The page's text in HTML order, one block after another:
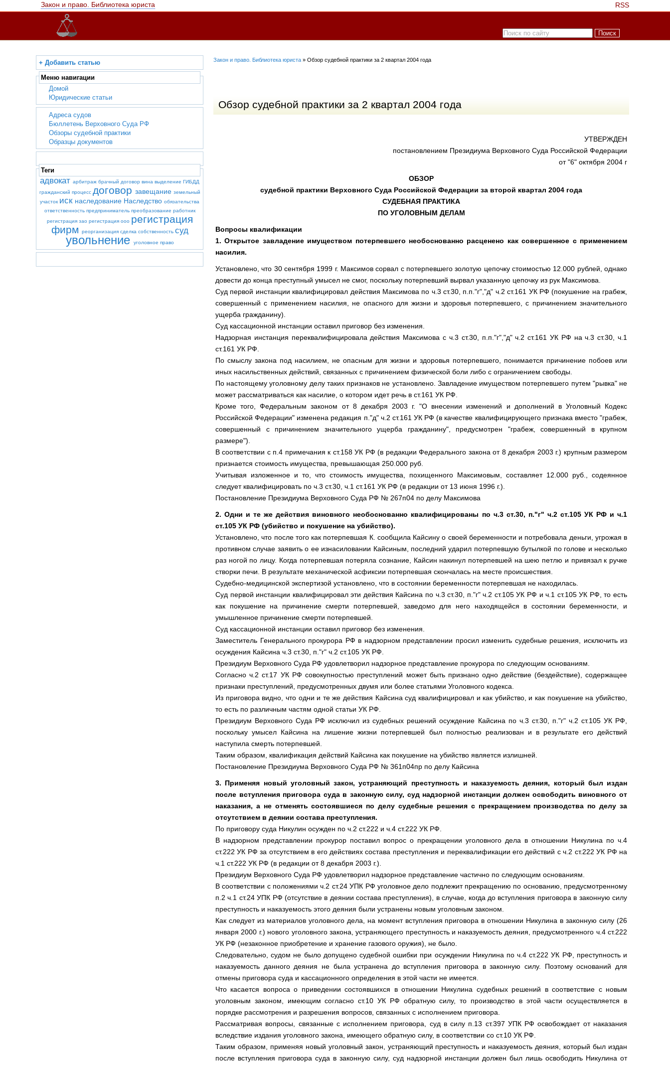
Закон и право. Библиотека юриста RSS
+ Добавить статью
Меню навигации
Домой
Юридические статьи
Адреса судов
Бюллетень Верховного Суда РФ
Обзоры судебной практики
Образцы документов
Теги
адвокат арбитраж брачный договор вина выделение ГИБДД
гражданский процесс договор завещание земельный
участок иск наследование Наследство обязательства
ответственность предприниматель преобразование работник
регистрация зао регистрация ооо регистрация
фирм
реорганизация сделка собственность суд
увольнение уголовное право
Закон и право. Библиотека юриста » Обзор судебной практики за 2 квартал 2004 года
Обзор судебной практики за 2 квартал 2004 года
УТВЕРЖДЕН
постановлением Президиума Верховного Суда Российской Федерации
от "6" октября 2004 г
ОБЗОР
судебной практики Верховного Суда Российской Федерации за второй квартал 2004 года
СУДЕБНАЯ ПРАКТИКА
ПО УГОЛОВНЫМ ДЕЛАМ
Вопросы квалификации
1. Открытое завладение имуществом потерпевшего необоснованно расценено как совершенное с применением
насилия.
Установлено, что 30 сентября 1999 г. Максимов сорвал с потерпевшего золотую цепочку стоимостью 12.000 рублей, однако
довести до конца преступный умысел не смог, поскольку потерпевший вырвал указанную цепочку из рук Максимова.
Суд первой инстанции квалифицировал действия Максимова по ч.3 ст.30, п.п."г","д" ч.2 ст.161 УК РФ (покушение на грабеж,
совершенный с применением насилия, не опасного для жизни и здоровья потерпевшего, с причинением значительного
ущерба гражданину).
Суд кассационной инстанции оставил приговор без изменения.
Надзорная инстанция переквалифицировала действия Максимова с ч.3 ст.30, п.п."г","д" ч.2 ст.161 УК РФ на ч.3 ст.30, ч.1
ст.161 УК РФ.
По смыслу закона под насилием, не опасным для жизни и здоровья потерпевшего, понимается причинение побоев или
иных насильственных действий, связанных с причинением физической боли либо с ограничением свободы.
По настоящему уголовному делу таких признаков не установлено. Завладение имуществом потерпевшего путем "рывка" не
может рассматриваться как насилие, о котором идет речь в ст.161 УК РФ.
Кроме того, Федеральным законом от 8 декабря 2003 г. "О внесении изменений и дополнений в Уголовный Кодекс
Российской Федерации" изменена редакция п."д" ч.2 ст.161 УК РФ (в качестве квалифицирующего признака вместо "грабеж,
совершенный с причинением значительного ущерба гражданину", предусмотрен "грабеж, совершенный в крупном
размере").
В соответствии с п.4 примечания к ст.158 УК РФ (в редакции Федерального закона от 8 декабря 2003 г.) крупным размером
признается стоимость имущества, превышающая 250.000 руб.
Учитывая изложенное и то, что стоимость имущества, похищенного Максимовым, составляет 12.000 руб., содеянное
следует квалифицировать по ч.3 ст.30, ч.1 ст.161 УК РФ (в редакции от 13 июня 1996 г.).
Постановление Президиума Верховного Суда РФ № 267п04 по делу Максимова
2. Одни и те же действия виновного необоснованно квалифицированы по ч.3 ст.30, п."г" ч.2 ст.105 УК РФ и ч.1
ст.105 УК РФ (убийство и покушение на убийство).
Установлено, что после того как потерпевшая К. сообщила Кайсину о своей беременности и потребовала деньги, угрожая в
противном случае заявить о ее изнасиловании Кайсиным, последний ударил потерпевшую бутылкой по голове и несколько
раз ногой по лицу. Когда потерпевшая потеряла сознание, Кайсин накинул потерпевшей на шею петлю и привязал к ручке
створки печи. В результате механической асфиксии потерпевшая скончалась на месте происшествия.
Судебно-медицинской экспертизой установлено, что в состоянии беременности потерпевшая не находилась.
Суд первой инстанции квалифицировал эти действия Кайсина по ч.3 ст.30, п."г" ч.2 ст.105 УК РФ и ч.1 ст.105 УК РФ, то есть
как покушение на причинение смерти потерпевшей, заведомо для него находящейся в состоянии беременности, и
умышленное причинение смерти потерпевшей.
Суд кассационной инстанции оставил приговор без изменения.
Заместитель Генерального прокурора РФ в надзорном представлении просил изменить судебные решения, исключить из
осуждения Кайсина ч.3 ст.30, п."г" ч.2 ст.105 УК РФ.
Президиум Верховного Суда РФ удовлетворил надзорное представление прокурора по следующим основаниям.
Согласно ч.2 ст.17 УК РФ совокупностью преступлений может быть признано одно действие (бездействие), содержащее
признаки преступлений, предусмотренных двумя или более статьями Уголовного кодекса.
Из приговора видно, что одни и те же действия Кайсина суд квалифицировал и как убийство, и как покушение на убийство,
то есть по различным частям одной статьи УК РФ.
Президиум Верховного Суда РФ исключил из судебных решений осуждение Кайсина по ч.3 ст.30, п."г" ч.2 ст.105 УК РФ,
поскольку умысел Кайсина на лишение жизни потерпевшей был полностью реализован и в результате его действий
наступила смерть потерпевшей.
Таким образом, квалификация действий Кайсина как покушение на убийство является излишней.
Постановление Президиума Верховного Суда РФ № 361п04пр по делу Кайсина
3. Применяя новый уголовный закон, устраняющий преступность и наказуемость деяния, который был издан
после вступления приговора суда в законную силу, суд надзорной инстанции должен освободить виновного от
наказания, а не отменять состоявшиеся по делу судебные решения с прекращением производства по делу за
отсутствием в деянии состава преступления.
По приговору суда Никулин осужден по ч.2 ст.222 и ч.4 ст.222 УК РФ.
В надзорном представлении прокурор поставил вопрос о прекращении уголовного дела в отношении Никулина по ч.4
ст.222 УК РФ за отсутствием в его действиях состава преступления и переквалификации его действий с ч.2 ст.222 УК РФ на
ч.1 ст.222 УК РФ (в редакции от 8 декабря 2003 г.).
Президиум Верховного Суда РФ удовлетворил надзорное представление частично по следующим основаниям.
В соответствии с положениями ч.2 ст.24 УПК РФ уголовное дело подлежит прекращению по основанию, предусмотренному
п.2 ч.1 ст.24 УПК РФ (отсутствие в деянии состава преступления), в случае, когда до вступления приговора в законную силу
преступность и наказуемость этого деяния были устранены новым уголовным законом.
Как следует из материалов уголовного дела, на момент вступления приговора в отношении Никулина в законную силу (26
января 2000 г.) нового уголовного закона, устраняющего преступность и наказуемость деяния, предусмотренного ч.4 ст.222
УК РФ (незаконное приобретение и хранение газового оружия), не было.
Следовательно, судом не было допущено судебной ошибки при осуждении Никулина по ч.4 ст.222 УК РФ, преступность и
наказуемость данного деяния не была устранена до вступления приговора в законную силу. Поэтому оснований для
отмены приговора суда и кассационного определения в этой части не имеется.
Что касается вопроса о приведении состоявшихся в отношении Никулина судебных решений в соответствие с новым
уголовным законом, имеющим согласно ст.10 УК РФ обратную силу, то производство в этой части осуществляется в
порядке рассмотрения и разрешения вопросов, связанных с исполнением приговора.
Рассматривая вопросы, связанные с исполнением приговора, суд в силу п.13 ст.397 УПК РФ освобождает от наказания
вследствие издания уголовного закона, имеющего обратную силу, в соответствии со ст.10 УК РФ.
Таким образом, применяя новый уголовный закон, устраняющий преступность и наказуемость деяния, который был издан
после вступления приговора суда в законную силу, суд надзорной инстанции должен был лишь освободить Никулина от